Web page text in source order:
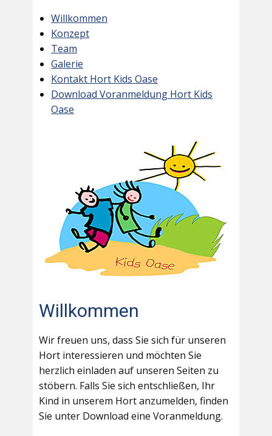
Willkommen
Konzept
Team
Galerie
Kontakt Hort Kids Oase
Download Voranmeldung Hort Kids
Oase
Willkommen
Wir freuen uns, dass Sie sich für unseren
Hort interessieren und möchten Sie
herzlich einladen auf unseren Seiten zu
stöbern. Falls Sie sich entschließen, Ihr
Kind in unserem Hort anzumelden, finden
Sie unter Download eine Voranmeldung.